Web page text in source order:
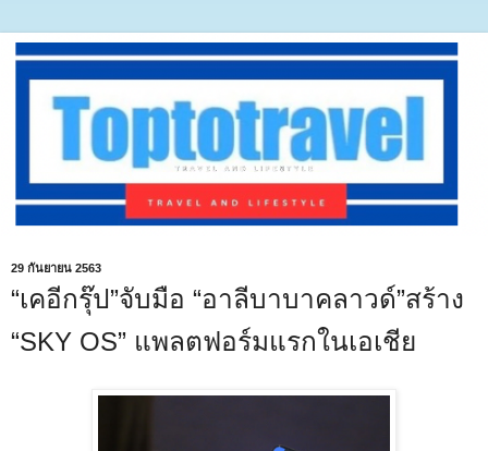
29 กันยายน 2563
“เคอีกรุ๊ป”จับมือ “อาลีบาบาคลาวด์”สร้าง
“SKY OS” แพลตฟอร์มแรกในเอเชีย